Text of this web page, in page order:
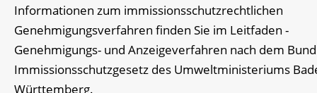
Informationen zum immissionsschutzrechtlichen
Genehmigungsverfahren finden Sie im Leitfaden -
Genehmigungs- und Anzeigeverfahren nach dem
Immissionsschutzgesetz des Umweltministeriums
Württemberg.